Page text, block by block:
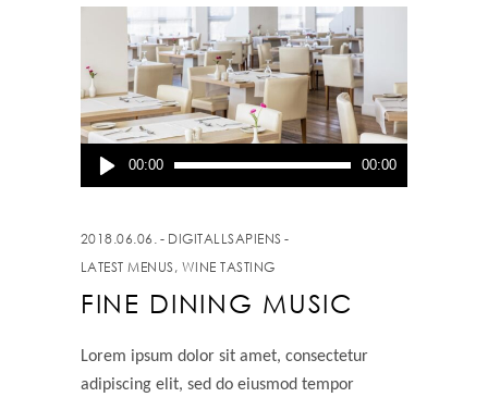
Audió
lejátszó
00:00 00:00
2018.06.06.
DIGITALLSAPIENS
LATEST MENUS, WINE TASTING
FINE DINING MUSIC
Lorem ipsum dolor sit amet, consectetur
adipiscing elit, sed do eiusmod tempor